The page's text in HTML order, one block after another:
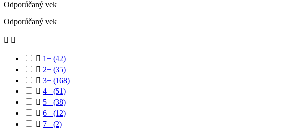
Odporúčaný vek
Odporúčaný vek
 
 1+ (42)
 2+ (35)
 3+ (168)
 4+ (51)
 5+ (38)
 6+ (12)
 7+ (2)